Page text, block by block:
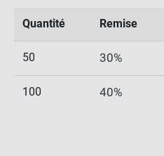
Quantité Remise
50 30%
100 40%